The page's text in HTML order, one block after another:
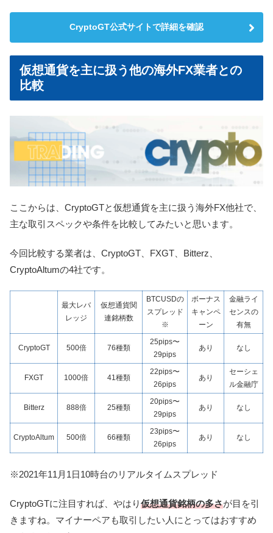
CryptoGT公式サイトで詳細を確認
仮想通貨を主に扱う他の海外FX業者との
比較
ここからは、CryptoGTと仮想通貨を主に扱う海外FX他社で、
主な取引スペックや条件を比較してみたいと思います。
今回比較する業者は、CryptoGT、FXGT、Bitterz、
CryptoAltumの4社です。
最大レバ
レッジ
仮想通貨関
連銘柄数
BTCUSDの
スプレッド
※
ボーナス
キャンペ
ーン
金融ライ
センスの
有無
CryptoGT 500倍 76種類
25pips〜
29pips
あり なし
FXGT 1000倍 41種類
22pips〜
26pips
あり
セーシェ
ル金融庁
Bitterz 888倍 25種類
20pips〜
29pips
あり なし
CryptoAltum 500倍 66種類
23pips〜
26pips
あり なし
※2021年11月1日10時台のリアルタイムスプレッド
CryptoGTに注目すれば、やはり仮想通貨銘柄の多さが目を引
きますね。マイナーペアも取引したい人にとってはおすすめ